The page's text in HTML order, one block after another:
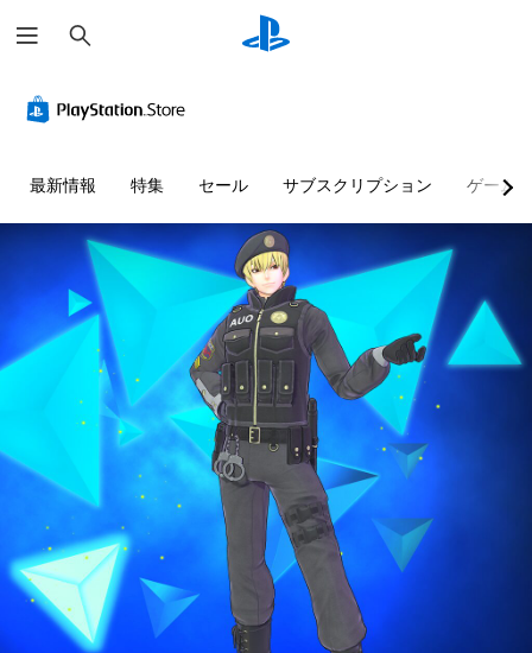
索
最新情報 特集 セール サブスクリプション ゲーム